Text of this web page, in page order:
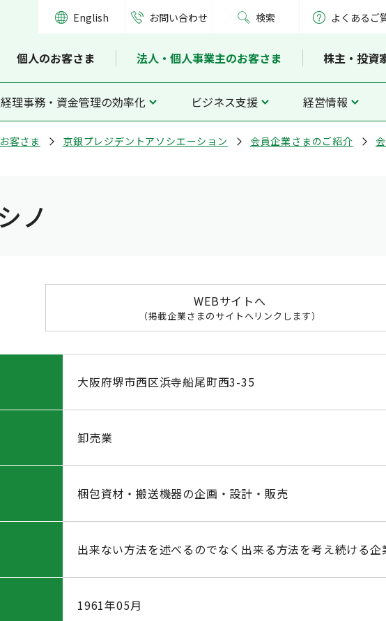
English お問い合わせ 検索 よくあるご
個人のお客さま 法人・個人事業主のお客さま 株主・投資
経理事務・資金管理の効率化 ビジネス支援 経営情報
客さま 京銀プレジデントアソシエーション 会員企業さまのご紹介
ノ
WEBサイトへ
（掲載企業さまのサイトへリンクします）
大阪府堺市西区浜寺船尾町西3-35
卸売業
梱包資材・搬送機器の企画・設計・販売
出来ない方法を述べるのでなく出来る方法を考え続ける企
1961年05月